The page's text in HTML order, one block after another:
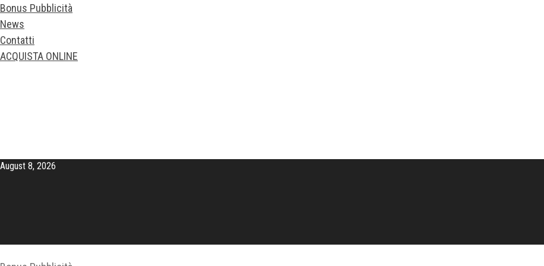
Bonus Pubblicità
News
Contatti
ACQUISTA ONLINE
August 8, 2026